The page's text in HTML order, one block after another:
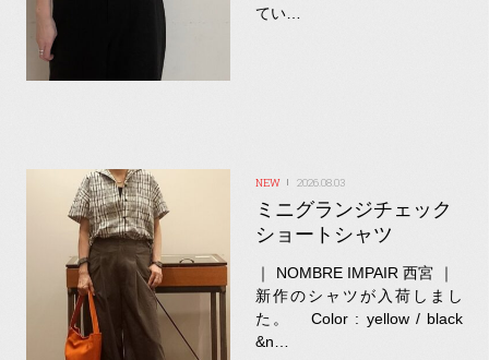
てい…
2026.08.03
ミニグランジチェック
ショートシャツ
｜ NOMBRE IMPAIR 西宮 ｜
新作のシャツが入荷しまし
た。 Color : yellow / black
&n…